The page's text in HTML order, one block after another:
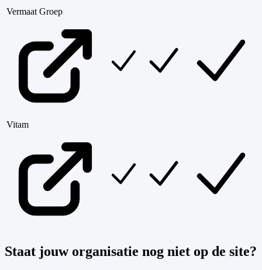
Vermaat Groep
Vitam
Staat jouw organisatie nog niet op de site?